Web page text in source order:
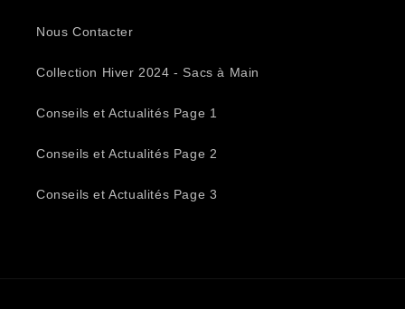
Nous Contacter
Collection Hiver 2024 - Sacs à Main
Conseils et Actualités Page 1
Conseils et Actualités Page 2
Conseils et Actualités Page 3